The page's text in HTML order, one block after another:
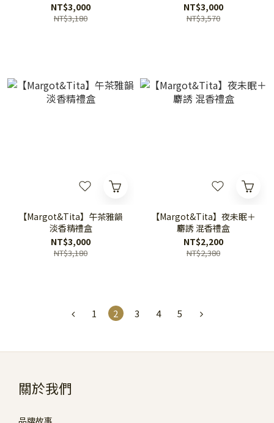
NT$3,000
NT$3,180
NT$3,000
NT$3,570
【Margot&Tita】午茶雅韻
淡香精禮盒
NT$3,000
NT$3,180
【Margot&Tita】夜未眠＋
麝誘 混香禮盒
NT$2,200
NT$2,380
1 2 3 4 5
關於我們
品牌故事